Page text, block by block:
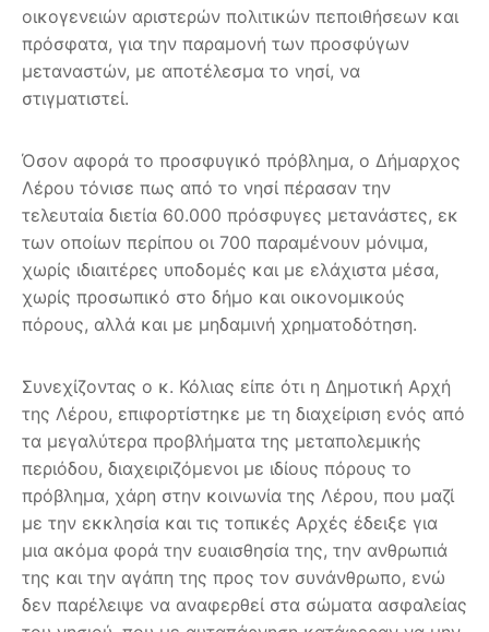
οικογενειών αριστερών πολιτικών πεποιθήσεων και
πρόσφατα, για την παραμονή των προσφύγων
μεταναστών, με αποτέλεσμα το νησί, να
στιγματιστεί.
Όσον αφορά το προσφυγικό πρόβλημα, ο Δήμαρχος
Λέρου τόνισε πως από το νησί πέρασαν την
τελευταία διετία 60.000 πρόσφυγες μετανάστες, εκ
των οποίων περίπου οι 700 παραμένουν μόνιμα,
χωρίς ιδιαιτέρες υποδομές και με ελάχιστα μέσα,
χωρίς προσωπικό στο δήμο και οικονομικούς
πόρους, αλλά και με μηδαμινή χρηματοδότηση.
Συνεχίζοντας ο κ. Κόλιας είπε ότι η Δημοτική Αρχή
της Λέρου, επιφορτίστηκε με τη διαχείριση ενός από
τα μεγαλύτερα προβλήματα της μεταπολεμικής
περιόδου, διαχειριζόμενοι με ιδίους πόρους το
πρόβλημα, χάρη στην κοινωνία της Λέρου, που μαζί
με την εκκλησία και τις τοπικές Αρχές έδειξε για
μια ακόμα φορά την ευαισθησία της, την ανθρωπιά
της και την αγάπη της προς τον συνάνθρωπο, ενώ
δεν παρέλειψε να αναφερθεί στα σώματα ασφαλείας